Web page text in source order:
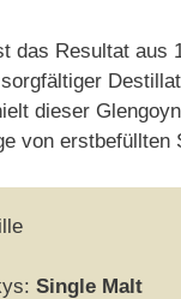
das Resultat aus
dieser
von erstbefüllten
Single Malt